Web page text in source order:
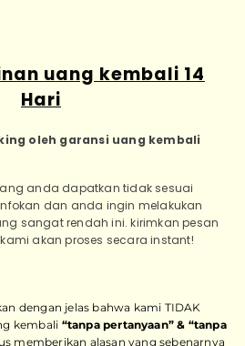
uang kembali 14
Hari
oleh garansi uang kembali
anda dapatkan tidak sesuai
dan anda ingin melakukan
sangat rendah ini. kirimkan pesan
akan proses secara instant!
dengan jelas bahwa kami TIDAK
kembali “tanpa pertanyaan” & “tanpa
memberikan alasan yang sebenarnya